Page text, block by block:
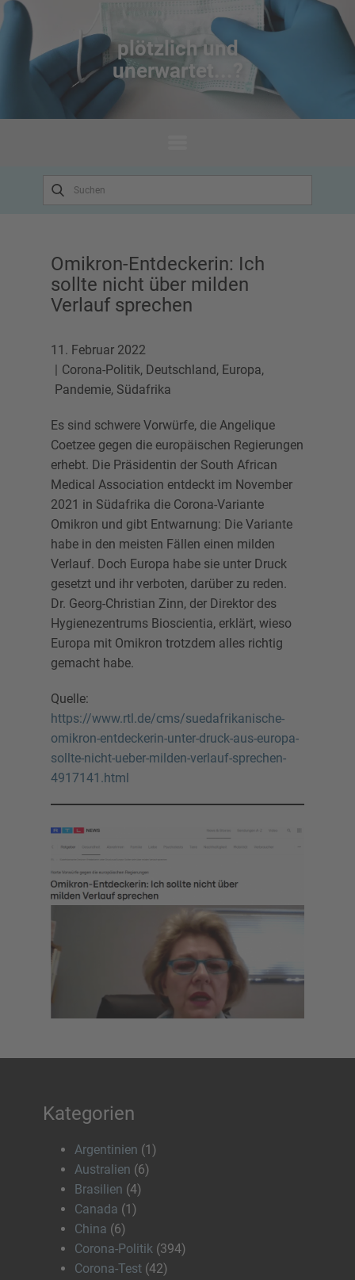
plötzlich un​d
unerwartet...?
Omikron-Entdeckerin: Ich
sollte nicht über milden
Verlauf sprechen
11. Februar 2022
Corona-Politik, Deutschland, Europa,
Pandemie, Südafrika
Es sind schwere Vorwürfe, die Angelique
Coetzee gegen die europäischen Regierungen
erhebt. Die Präsidentin der South African
Medical Association entdeckt im November
2021 in Südafrika die Corona-Variante
Omikron und gibt Entwarnung: Die Variante
habe in den meisten Fällen einen milden
Verlauf. Doch Europa habe sie unter Druck
gesetzt und ihr verboten, darüber zu reden.
Dr. Georg-Christian Zinn, der Direktor des
Hygienezentrums Bioscientia, erklärt, wieso
Europa mit Omikron trotzdem alles richtig
gemacht habe.
Quelle:
https://www.rtl.de/cms/suedafrikanische-
omikron-entdeckerin-unter-druck-aus-europa-
sollte-nicht-ueber-milden-verlauf-sprechen-
4917141.html
Kategorien
Argentinien (1)
Australien (6)
Brasilien (4)
Canada (1)
China (6)
Corona-Politik (394)
Corona-Test (42)